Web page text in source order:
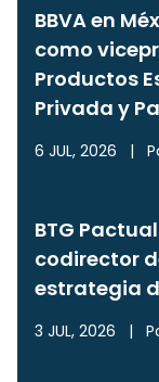
BBVA en
como
Productos
Privada y
6 JUL, 2026 |
BTG
codirector
estrategia
3 JUL, 2026 |